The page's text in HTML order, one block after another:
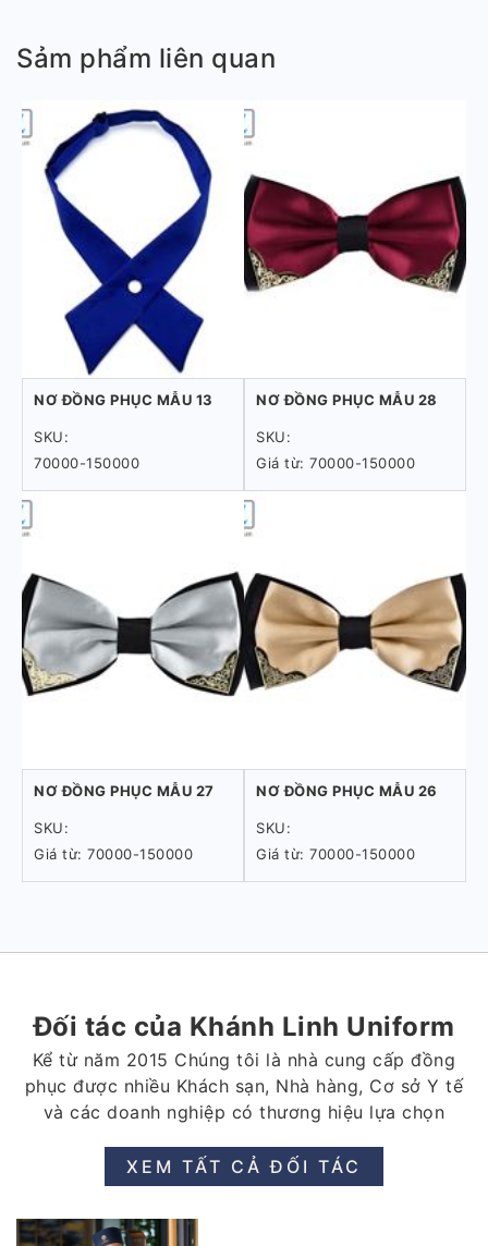
Sảm phẩm liên quan
NƠ ĐỒNG PHỤC MẪU 13
SKU:
70000-150000
NƠ ĐỒNG PHỤC MẪU 28
SKU:
Giá từ: 70000-150000
NƠ ĐỒNG PHỤC MẪU 27
SKU:
Giá từ: 70000-150000
NƠ ĐỒNG PHỤC MẪU 26
SKU:
Giá từ: 70000-150000
Đối tác của Khánh Linh Uniform
Kể từ năm 2015 Chúng tôi là nhà cung cấp đồng
phục được nhiều Khách sạn, Nhà hàng, Cơ sở Y tế
và các doanh nghiệp có thương hiệu lựa chọn
XEM TẤT CẢ ĐỐI TÁC